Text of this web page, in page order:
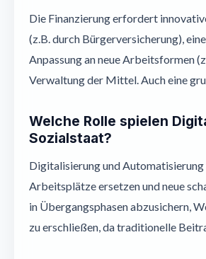
Die Finanzierung erfordert
(z.B. durch Bürgerversicherung),
Anpassung an neue Arbeitsformen
Verwaltung der Mittel. Auch eine
Welche Rolle spielen
Sozialstaat?
Digitalisierung und
Arbeitsplätze ersetzen und neue
in Übergangsphasen abzusichern,
zu erschließen, da traditionelle